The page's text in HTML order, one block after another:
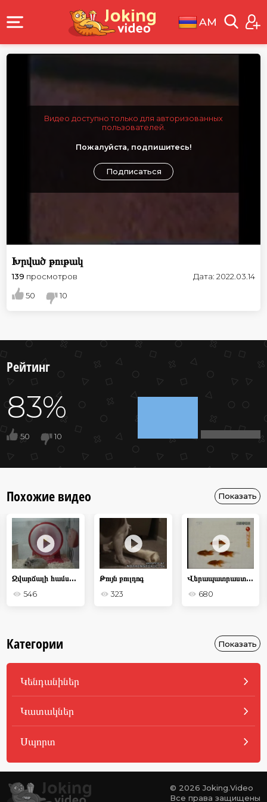
AM
Видео доступно только для авторизованных
пользователей.
Пожалуйста, подпишитесь!
Подписаться
Խրված թութակ
139 просмотров Дата: 2022.03.14
50 10
Рейтинг
83%
50 10
Похожие видео Показать
Զվարճալի համստեր
546
Թույն բուլդոգ
323
Վերապատրաստված ձուկ
680
Категории Показать
Կենդանիներ
Կատակներ
Սպորտ
© 2026 Joking.Video
Все права защищены